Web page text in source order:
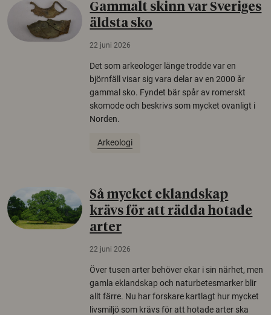
Gammalt skinn var Sveriges
äldsta sko
22 juni 2026
Det som arkeologer länge trodde var en
björnfäll visar sig vara delar av en 2000 år
gammal sko. Fyndet bär spår av romerskt
skomode och beskrivs som mycket ovanligt i
Norden.
Arkeologi
Så mycket eklandskap
krävs för att rädda hotade
arter
22 juni 2026
Över tusen arter behöver ekar i sin närhet, men
gamla eklandskap och naturbetesmarker blir
allt färre. Nu har forskare kartlagt hur mycket
livsmiljö som krävs för att hotade arter ska